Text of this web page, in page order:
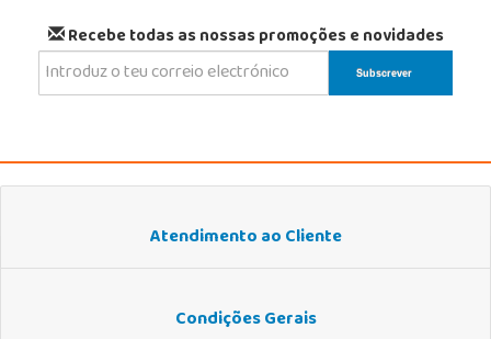
Recebe todas as nossas promoções e novidades
Atendimento ao Cliente
Condições Gerais